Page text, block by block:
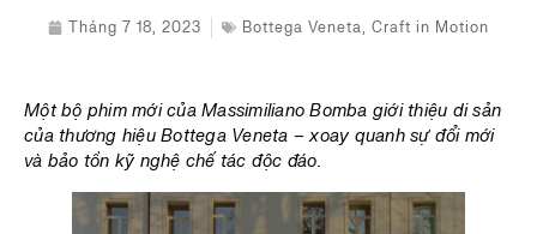
Tháng 7 18, 2023 Bottega Veneta, Craft in Motion
Một bộ phim mới của Massimiliano Bomba giới thiệu di sản
của thương hiệu Bottega Veneta – xoay quanh sự đổi mới
và bảo tồn kỹ nghệ chế tác độc đáo.